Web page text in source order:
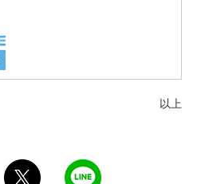
以上